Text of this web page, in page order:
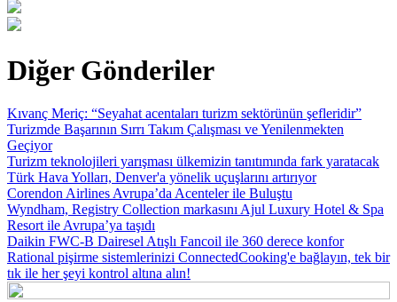
Diğer Gönderiler
Kıvanç Meriç: “Seyahat acentaları turizm sektörünün şefleridir”
Turizmde Başarının Sırrı Takım Çalışması ve Yenilenmekten
Geçiyor
Turizm teknolojileri yarışması ülkemizin tanıtımında fark yaratacak
Türk Hava Yolları, Denver'a yönelik uçuşlarını artırıyor
Corendon Airlines Avrupa’da Acenteler ile Buluştu
Wyndham, Registry Collection markasını Ajul Luxury Hotel & Spa
Resort ile Avrupa’ya taşıdı
Daikin FWC-B Dairesel Atışlı Fancoil ile 360 derece konfor
Rational pişirme sistemlerinizi ConnectedCooking'e bağlayın, tek bir
tık ile her şeyi kontrol altına alın!